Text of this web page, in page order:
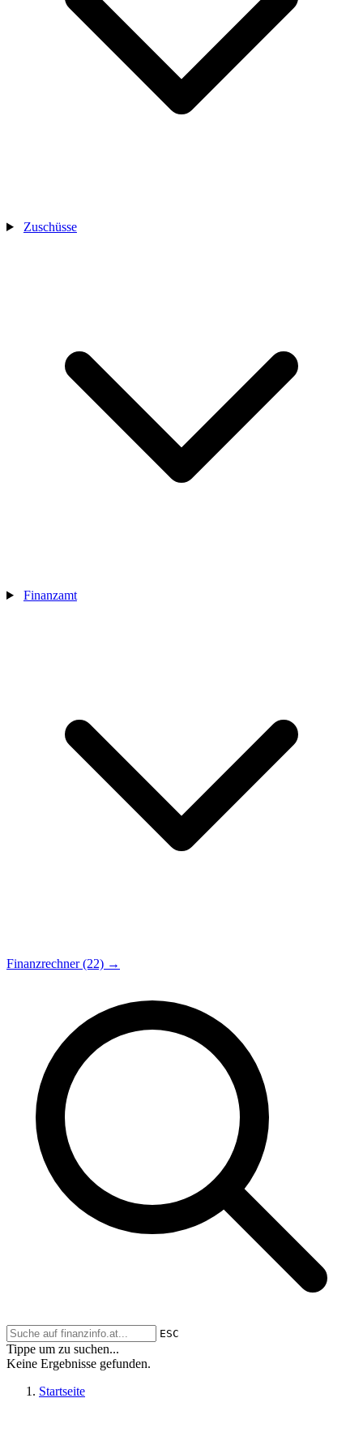
Zuschüsse
Finanzamt
Finanzrechner (22) →
ESC
Tippe um zu suchen...
Keine Ergebnisse gefunden.
Startseite